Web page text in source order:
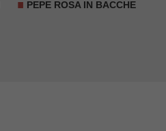
PEPE ROSA IN BACCHE